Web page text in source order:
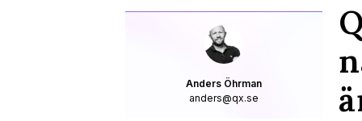
Anders Öhrman
anders@qx.se